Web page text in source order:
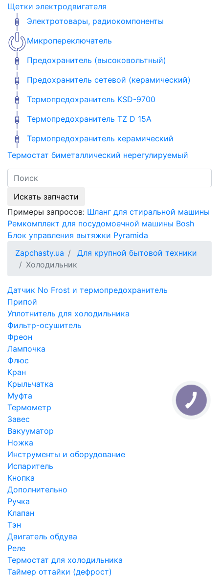
Щетки электродвигателя
Электротовары, радиокомпоненты
Микропереключатель
Предохранитель (высоковольтный)
Предохранитель сетевой (керамический)
Термопредохранитель KSD-9700
Термопредохранитель TZ D 15A
Термопредохранитель керамический
Термостат биметаллический нерегулируемый
Искать запчасти
Примеры запросов: Шланг для стиральной машины
Ремкомплект для посудомоечной машины Bosh
Блок управления вытяжки Pyramida
Zapchasty.ua
Для крупной бытовой техники
Холодильник
Датчик No Frost и термопредохранитель
Припой
Уплотнитель для холодильника
Фильтр-осушитель
Фреон
Лампочка
Флюс
Кран
Крыльчатка
Муфта
Термометр
Завес
Вакууматор
Ножка
Инструменты и оборудование
Испаритель
Кнопка
Дополнительно
Ручка
Клапан
Тэн
Двигатель обдува
Реле
Термостат для холодильника
Таймер оттайки (дефрост)